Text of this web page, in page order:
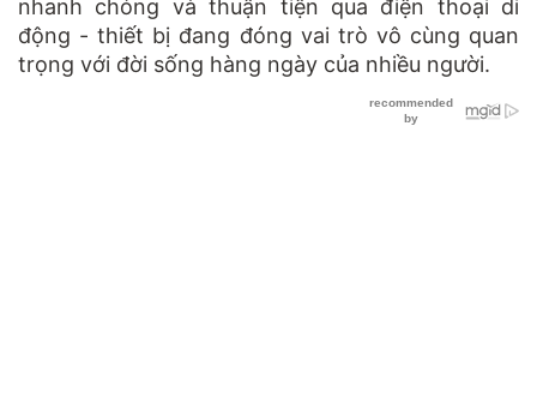
nhanh chóng và thuận tiện qua điện thoại di
động - thiết bị đang đóng vai trò vô cùng quan
trọng với đời sống hàng ngày của nhiều người.